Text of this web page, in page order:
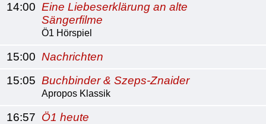
14:00 Eine Liebeserklärung an alte
Sängerfilme
Ö1 Hörspiel
15:00 Nachrichten
15:05 Buchbinder & Szeps-Znaider
Apropos Klassik
16:57 Ö1 heute